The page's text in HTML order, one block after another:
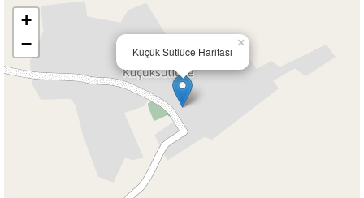
Küçük Sütlüce Haritası
×
+
−